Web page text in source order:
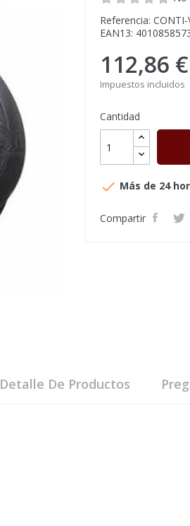
Referencia: CONTI-
EAN13:
112,86 €
Impuestos incluidos
Cantidad
 Más de 24
Compartir
Detalle De Productos